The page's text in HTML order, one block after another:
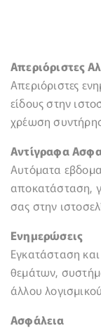
Απεριόριστες
Απεριόριστες
είδους στην
χρέωση
Αντίγραφα
Αυτόματα
αποκατάσταση,
σας στην
Ενημερώσεις
Εγκατάσταση
θεμάτων,
άλλου
Ασφάλεια